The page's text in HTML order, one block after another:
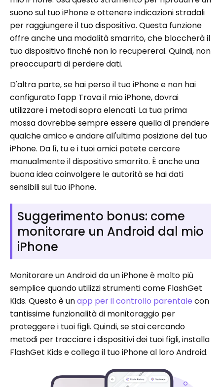
suono sul tuo iPhone e ottenere indicazioni stradali
per raggiungere il tuo dispositivo. Questa funzione
offre anche una modalità smarrito, che bloccherà il
tuo dispositivo finché non lo recupererai. Quindi, non
preoccuparti di perdere dati.
D'altra parte, se hai perso il tuo iPhone e non hai
configurato l'app Trova il mio iPhone, dovrai
utilizzare i metodi sopra elencati. La tua prima
mossa dovrebbe sempre essere quella di prendere
qualche amico e andare all'ultima posizione del tuo
iPhone. Da lì, tu e i tuoi amici potete cercare
manualmente il dispositivo smarrito. È anche una
buona idea coinvolgere le autorità se hai dati
sensibili sul tuo iPhone.
Suggerimento bonus: come
monitorare un Android dal mio
iPhone
Monitorare un Android da un iPhone è molto più
semplice quando utilizzi strumenti come FlashGet
Kids. Questo è unapp per il controllo parentale con
tantissime funzionalità di monitoraggio per
proteggere i tuoi figli. Quindi, se stai cercando
metodi per tracciare i dispositivi dei tuoi figli, installa
FlashGet Kids e collega il tuo iPhone al loro Android.